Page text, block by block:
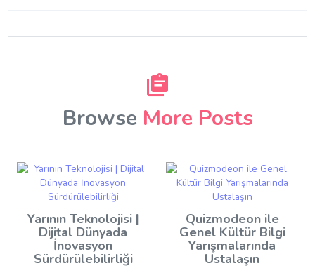
Browse More Posts
Yarının Teknolojisi |
Dijital Dünyada
İnovasyon
Sürdürülebilirliği
Quizmodeon ile
Genel Kültür Bilgi
Yarışmalarında
Ustalaşın